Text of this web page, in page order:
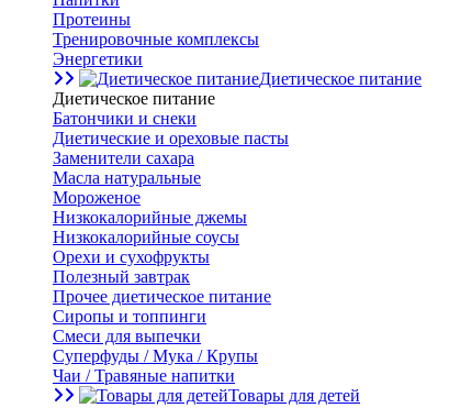
Протеины
Тренировочные комплексы
Энергетики
Диетическое питание
Диетическое питание
Батончики и снеки
Диетические и ореховые пасты
Заменители сахара
Масла натуральные
Мороженое
Низкокалорийные джемы
Низкокалорийные соусы
Орехи и сухофрукты
Полезный завтрак
Прочее диетическое питание
Сиропы и топпинги
Смеси для выпечки
Суперфуды / Мука / Крупы
Чаи / Травяные напитки
Товары для детей